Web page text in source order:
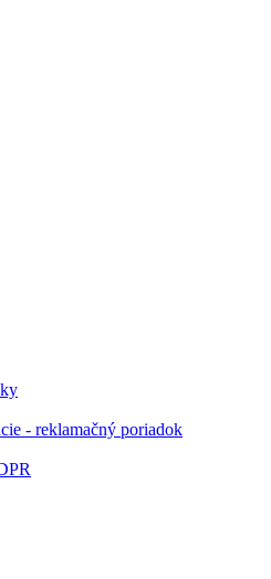
- reklamačný poriadok